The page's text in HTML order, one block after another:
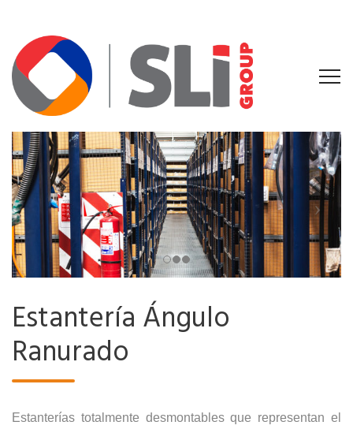
Estantería Ángulo
Ranurado
Estanterías totalmente desmontables que representan el